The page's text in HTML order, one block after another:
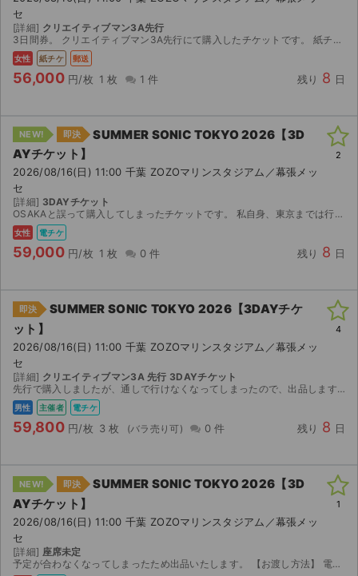
セ
[詳細] クリエイティブマン3A先行
3日間券。 クリエイティブマン3A先行にて購入したチケットです。 紙チケットなのでご自身で発券していただく形になります。2026/08/07(金) 14:00 ~ 2026/08/17(...
女性 紙チケ 郵送
56,000 円/枚 1 枚 1 件 残り 8 日
NEW! 即決
SUMMER SONIC TOKYO 2026【3D
AYチケット】
2026/08/16(日) 11:00 千葉 ZOZOマリンスタジアム／幕張メッ
セ
[詳細] 3DAYチケット
OSAKAと誤って購入してしまったチケットです。 私自身、東京までは行けないので購入していただきたいです。
女性 電チケ
59,000 円/枚 1 枚 0 件 残り 8 日
2
即決
SUMMER SONIC TOKYO 2026【3DAYチケ
ット】
2026/08/16(日) 11:00 千葉 ZOZOマリンスタジアム／幕張メッ
セ
[詳細] クリエイティブマン3A 先行 3DAYチケット
先行で購入しましたが、通しで行けなくなってしまったので、出品します クリエイティブマン3A会員先行にて購入してますので、スマチケになります 8/7〜ダウンロード開は可能になるため8/7以降システ...
男性 主催者 電チケ
59,800 円/枚 3 枚 0 件 残り 8 日
4
NEW! 即決
SUMMER SONIC TOKYO 2026【3D
AYチケット】
2026/08/16(日) 11:00 千葉 ZOZOマリンスタジアム／幕張メッ
セ
[詳細] 座席未定
予定が合わなくなってしまったため出品いたします。 【お渡し方法】 電子チケット（イープラス）にて分配いたします。 分配可能になり次第、取引連絡にてURLをお送りします。 【注意事...
1